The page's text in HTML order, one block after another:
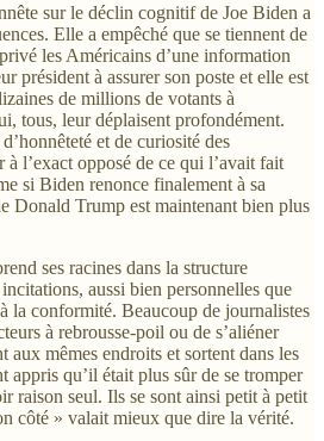
sur le déclin cognitif de Joe Biden a
Elle a empêché que se tiennent de
les Américains d’une information
président à assurer son poste et elle est
de millions de votants à
tous, leur déplaisent profondément.
et de curiosité des
l’exact opposé de ce qui l’avait fait
si Biden renonce finalement à sa
Donald Trump est maintenant bien plus
ses racines dans la structure
aussi bien personnelles que
la conformité. Beaucoup de journalistes
à rebrousse-poil ou de s’aliéner
aux mêmes endroits et sortent dans les
appris qu’il était plus sûr de se tromper
raison seul. Ils se sont ainsi petit à petit
côté » valait mieux que dire la vérité.